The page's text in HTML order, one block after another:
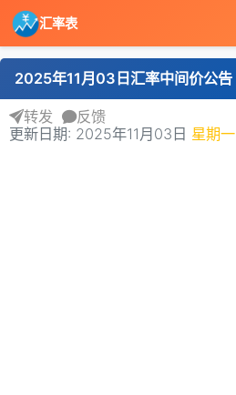
汇率表
2025年11月03日汇率中间价公告
转发
反馈
更新日期: 2025年11月03日 星期一